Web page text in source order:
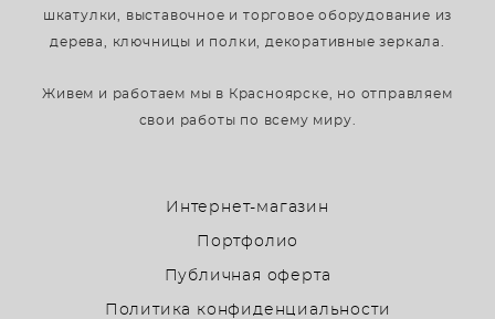
шкатулки, выставочное и торговое оборудование из
дерева, ключницы и полки, декоративные зеркала.
Живем и работаем мы в Красноярске, но отправляем
свои работы по всему миру.
Интернет-магазин
Портфолио
Публичная оферта
Политика конфиденциальности